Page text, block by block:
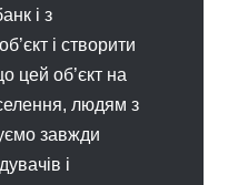
і з
і створити
цей об’єкт на
людям з
завжди
і